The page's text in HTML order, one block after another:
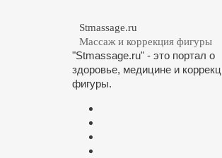
Stmassage.ru
Массаж и коррекция фигуры
"Stmassage.ru" - это портал о
здоровье, медицине и
фигуры.